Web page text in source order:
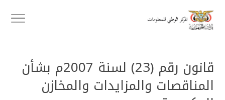
قانون رقم (23) لسنة 2007م بشأن
المناقصات والمزايدات والمخازن